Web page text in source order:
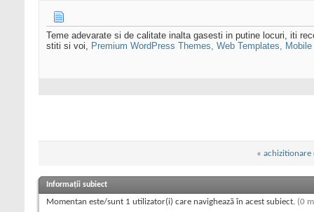
Teme adevarate si de calitate inalta gasesti in putine locuri, iti
stiti si voi, Premium WordPress Themes, Web Templates,
«
Informații subiect
Momentan este/sunt 1 utilizator(i) care navighează în acest subiect. (0